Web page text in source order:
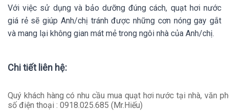
Với việc sử dụng và bảo dưỡng đúng cách, quạt hơi nước
giá rẻ sẽ giúp Anh/chị tránh được những cơn nóng gay gắt
và mang lại không gian mát mẻ trong ngôi nhà của Anh/chị.
Chi tiết liên hệ:
Quý khách hàng có nhu cầu mua quạt hơi nước tại nhà, văn
số điện thoại : 0918.025.685 (Mr.Hiếu)